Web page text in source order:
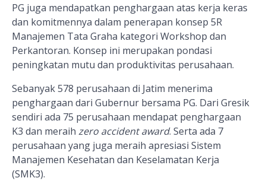
PG juga mendapatkan penghargaan atas kerja keras
dan komitmennya dalam penerapan konsep 5R
Manajemen Tata Graha kategori Workshop dan
Perkantoran. Konsep ini merupakan pondasi
peningkatan mutu dan produktivitas perusahaan.
Sebanyak 578 perusahaan di Jatim menerima
penghargaan dari Gubernur bersama PG. Dari Gresik
sendiri ada 75 perusahaan mendapat penghargaan
K3 dan meraih zero accident award. Serta ada 7
perusahaan yang juga meraih apresiasi Sistem
Manajemen Kesehatan dan Keselamatan Kerja
(SMK3).